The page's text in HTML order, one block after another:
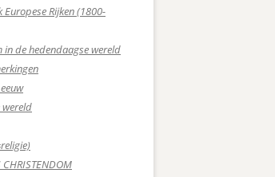
Europese Rijken (1800-
in de hedendaagse wereld
wereld
CHRISTENDOM